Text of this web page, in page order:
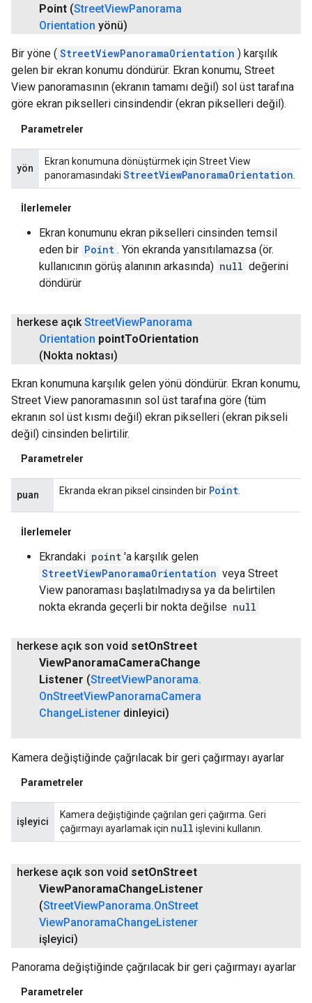
Point (StreetViewPanorama
Orientation yönü)
Bir yöne ( StreetViewPanoramaOrientation ) karşılık
gelen bir ekran konumu döndürür. Ekran konumu, Street
View panoramasının (ekranın tamamı değil) sol üst tarafına
göre ekran pikselleri cinsindendir (ekran pikselleri değil).
Parametreler
yön
Ekran konumuna dönüştürmek için Street View
panoramasındaki StreetViewPanoramaOrientation
İlerlemeler
Ekran konumunu ekran pikselleri cinsinden temsil
eden bir Point . Yön ekranda yansıtılamazsa (ör.
kullanıcının görüş alanının arkasında) null değerini
döndürür
herkese açık StreetViewPanorama
Orientation pointToOrientation
(Nokta noktası)
Ekran konumuna karşılık gelen yönü döndürür. Ekran konumu,
Street View panoramasının sol üst tarafına göre (tüm
ekranın sol üst kısmı değil) ekran pikselleri (ekran pikseli
değil) cinsinden belirtilir.
Parametreler
puan Ekranda ekran piksel cinsinden bir Point
İlerlemeler
Ekrandaki point 'a karşılık gelen
StreetViewPanoramaOrientation veya Street
View panoraması başlatılmadıysa ya da belirtilen
nokta ekranda geçerli bir nokta değilse null
herkese açık son void setOnStreet
ViewPanoramaCameraChange
Listener (StreetViewPanorama.
OnStreetViewPanoramaCamera
ChangeListener dinleyici)
Kamera değiştiğinde çağrılacak bir geri çağırmayı ayarlar
Parametreler
işleyici
Kamera değiştiğinde çağrılan geri çağırma. Geri
çağırmayı ayarlamak için null işlevini kullanın.
herkese açık son void setOnStreet
ViewPanoramaChangeListener
(StreetViewPanorama.OnStreet
ViewPanoramaChangeListener
işleyici)
Panorama değiştiğinde çağrılacak bir geri çağırmayı ayarlar
Parametreler